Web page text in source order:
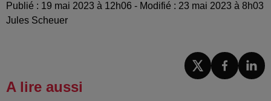
Publié : 19 mai 2023 à 12h06 - Modifié : 23 mai 2023 à 8h03
Jules Scheuer
A lire aussi